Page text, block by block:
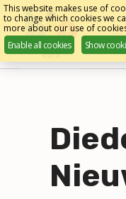
Skip
links
Jump
to
content
This website makes use of
to change which cookies we
more about our use of
Enable all cookies
Show